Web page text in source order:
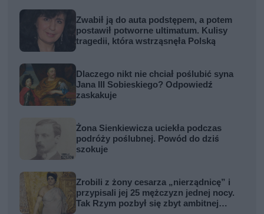
Zwabił ją do auta podstępem, a potem
postawił potworne ultimatum. Kulisy
tragedii, która wstrząsnęła Polską
Dlaczego nikt nie chciał poślubić syna
Jana III Sobieskiego? Odpowiedź
zaskakuje
Żona Sienkiewicza uciekła podczas
podróży poślubnej. Powód do dziś
szokuje
Zrobili z żony cesarza „nierządnicę” i
przypisali jej 25 mężczyzn jednej nocy.
Tak Rzym pozbył się zbyt ambitnej